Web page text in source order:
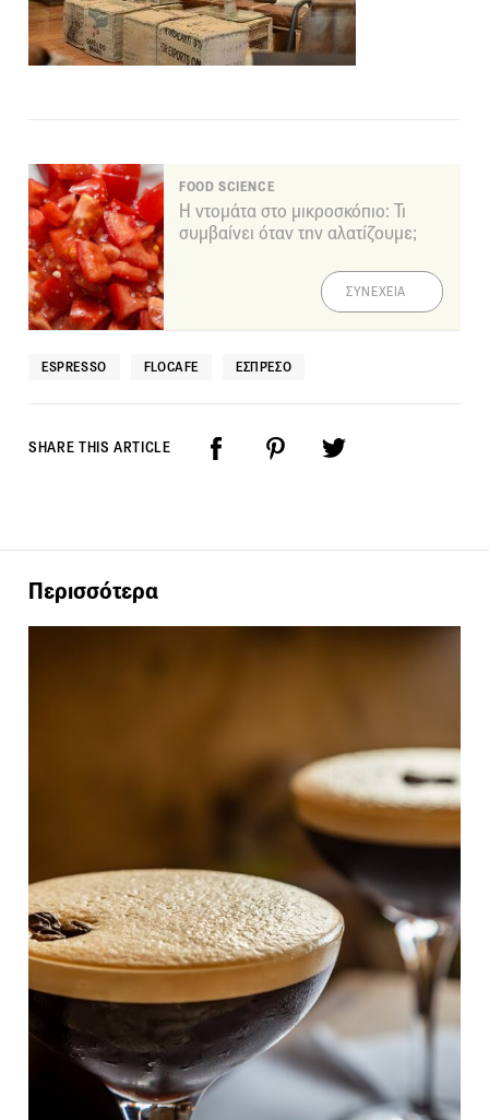
FOOD SCIENCE
Η ντομάτα στο μικροσκόπιο: Τι
συμβαίνει όταν την αλατίζουμε;
ΣΥΝΕΧΕΙΑ
ESPRESSO FLOCAFE ΕΣΠΡΈΣΟ
SHARE THIS ARTICLE
Περισσότερα